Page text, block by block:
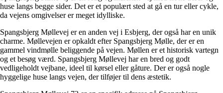
huse langs begge sider. Det er et populært sted at gå en tur eller cykle,
da vejens omgivelser er meget idylliske.
Spangsbjerg Møllevej er en anden vej i Esbjerg, der også har en unik
charme. Møllevejen er opkaldt efter Spangsbjerg Mølle, der er en
gammel vindmølle beliggende på vejen. Møllen er et historisk vartegn
og et besøg værd. Spangsbjerg Møllevej har en bred og godt
vedligeholdt vejbane, ideel til kørsel eller gåture. Der er også nogle
hyggelige huse langs vejen, der tilføjer til dens æstetik.